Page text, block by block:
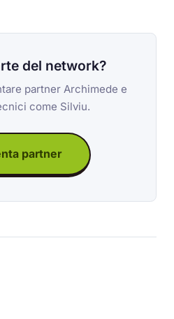
del network?
partner Archimede e
come Silviu.
partner